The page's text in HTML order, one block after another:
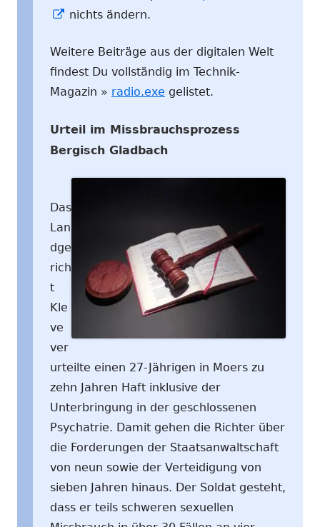
In
Fenster
öffnen
nichts ändern.
Weitere Beiträge aus der digitalen Welt
findest Du vollständig im Technik-
Magazin » radio.exe gelistet.
Urteil im Missbrauchsprozess
Bergisch Gladbach
Das
Lan
dge
rich
t
Kle
ve
ver
urteilte einen 27-Jährigen in Moers zu
zehn Jahren Haft inklusive der
Unterbringung in der geschlossenen
Psychatrie. Damit gehen die Richter über
die Forderungen der Staatsanwaltschaft
von neun sowie der Verteidigung von
sieben Jahren hinaus. Der Soldat gesteht,
dass er teils schweren sexuellen